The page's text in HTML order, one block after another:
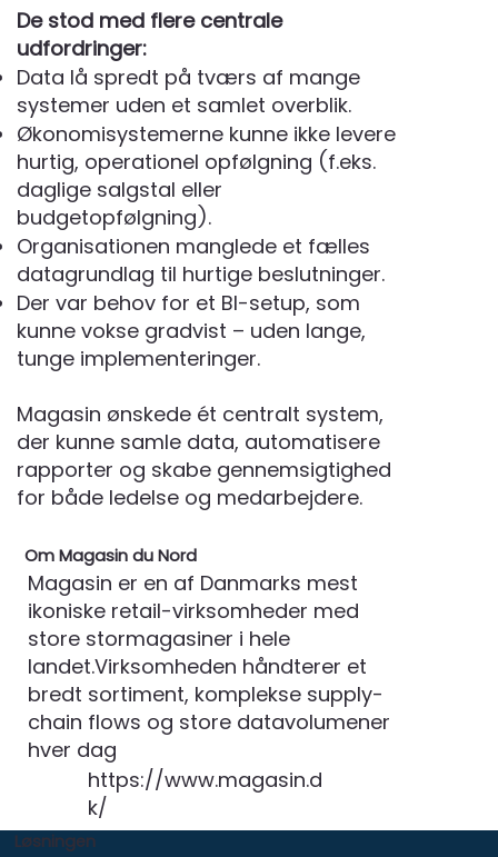
De stod med flere centrale
udfordringer:
Data lå spredt på tværs af mange
systemer uden et samlet overblik.
Økonomisystemerne kunne ikke levere
hurtig, operationel opfølgning (f.eks.
daglige salgstal eller
budgetopfølgning).
Organisationen manglede et fælles
datagrundlag til hurtige beslutninger.
Der var behov for et BI-setup, som
kunne vokse gradvist – uden lange,
tunge implementeringer.
Magasin ønskede ét centralt system,
der kunne samle data, automatisere
rapporter og skabe gennemsigtighed
for både ledelse og medarbejdere.
Om Magasin du Nord
Magasin er en af Danmarks mest
ikoniske retail-virksomheder med
store stormagasiner i hele
landet.Virksomheden håndterer et
bredt sortiment, komplekse supply-
chain flows og store datavolumener
hver dag
https://www.magasin.d
k/
Løsningen